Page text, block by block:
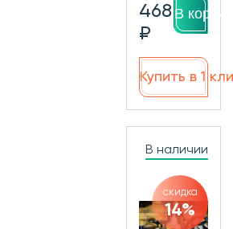
468
₽
В
Купить в 1
В наличии
скидка
14%